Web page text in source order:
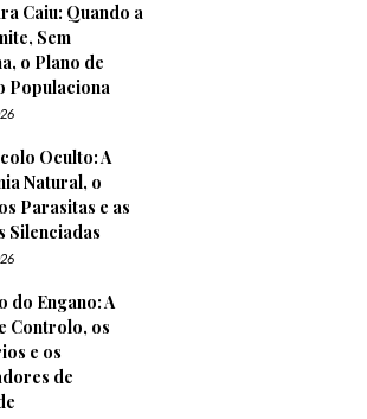
Caiu: Quando a
Sem
o Plano de
Populaciona
Oculto: A
Natural, o
Parasitas e as
Silenciadas
do Engano: A
Controlo, os
e os
de